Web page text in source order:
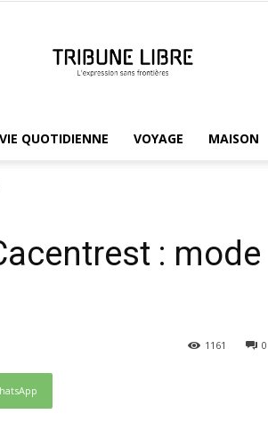
VIE QUOTIDIENNE VOYAGE MAISON
: mode
0
1161